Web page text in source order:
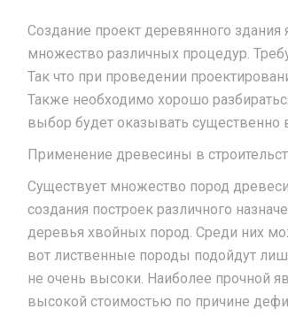
Создание проект деревянного
множество различных процедур.
Так что при проведении
Также необходимо хорошо
выбор будет оказывать существенно
Применение древесины в
Существует множество пород
создания построек различного
деревья хвойных пород. Среди них
вот лиственные породы подойдут
не очень высоки. Наиболее прочной
высокой стоимостью по причине